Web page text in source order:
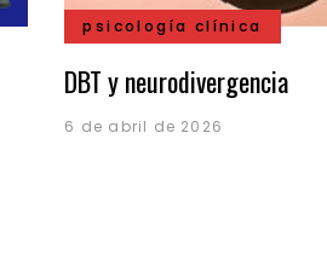
psicología clínica
DBT y neurodivergencia
6 de abril de 2026